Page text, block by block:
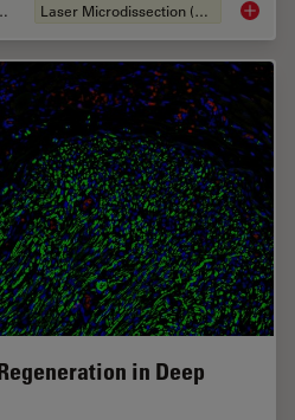
Laser Microdissection (LMD) A
in Deep